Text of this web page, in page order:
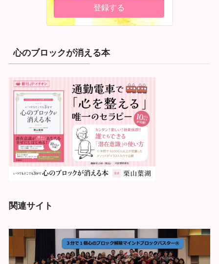
心のブロックが消える本
関連サイト